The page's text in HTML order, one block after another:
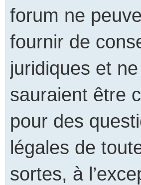
forum ne
fournir de
juridiques et ne
sauraient être
pour des
légales de
sortes, à